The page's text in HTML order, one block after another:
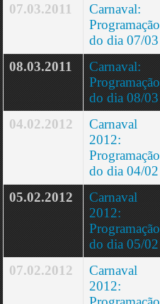
07.03.2011
Carnaval:
Programação
do dia 07/03
08.03.2011
Carnaval:
Programação
do dia 08/03
04.02.2012
Carnaval
2012:
Programação
do dia 04/02
05.02.2012
Carnaval
2012:
Programação
do dia 05/02
07.02.2012
Carnaval
2012: